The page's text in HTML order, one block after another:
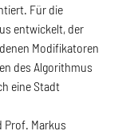
Für die
entwickelt, der
Modifikatoren
des Algorithmus
eine Stadt
Prof. Markus